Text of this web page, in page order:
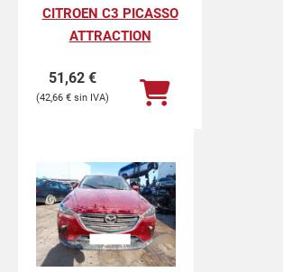
CITROEN C3 PICASSO
ATTRACTION
51,62 €
42,66 €